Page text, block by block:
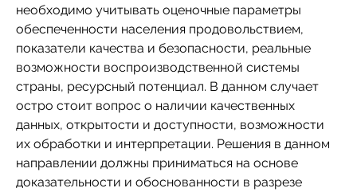
необходимо учитывать оценочные параметры
обеспеченности населения продовольствием,
показатели качества и безопасности, реальные
возможности воспроизводственной системы
страны, ресурсный потенциал. В данном случает
остро стоит вопрос о наличии качественных
данных, открытости и доступности, возможности
их обработки и интерпретации. Решения в данном
направлении должны приниматься на основе
доказательности и обоснованности в разрезе